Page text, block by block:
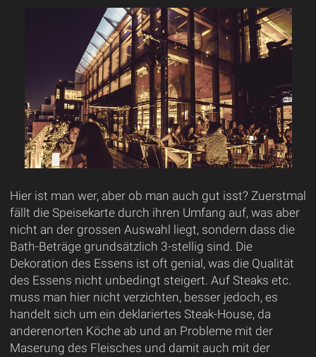
Hier ist man wer, aber ob man auch gut isst? Zuerstmal
fällt die Speisekarte durch ihren Umfang auf, was aber
nicht an der grossen Auswahl liegt, sondern dass die
Bath-Beträge grundsätzlich 3-stellig sind. Die
Dekoration des Essens ist oft genial, was die Qualität
des Essens nicht unbedingt steigert. Auf Steaks etc.
muss man hier nicht verzichten, besser jedoch, es
handelt sich um ein deklariertes Steak-House, da
anderenorten Köche ab und an Probleme mit der
Maserung des Fleisches und damit auch mit der